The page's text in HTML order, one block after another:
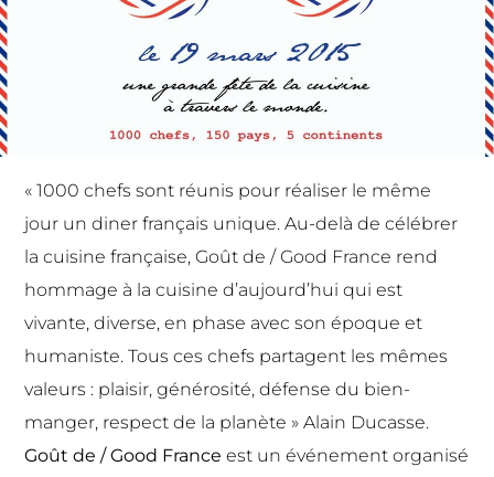
« 1000 chefs sont réunis pour réaliser le même
jour un diner français unique. Au-delà de célébrer
la cuisine française, Goût de / Good France rend
hommage à la cuisine d’aujourd’hui qui est
vivante, diverse, en phase avec son époque et
humaniste. Tous ces chefs partagent les mêmes
valeurs : plaisir, générosité, défense du bien-
manger, respect de la planète » Alain Ducasse.
Goût de / Good France est un événement organisé